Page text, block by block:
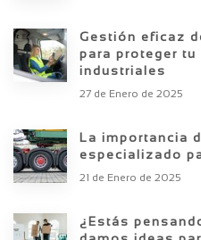
Gestión eficaz
para proteger
industriales
27 de Enero de 2025
La importancia
especializado
21 de Enero de 2025
¿Estás